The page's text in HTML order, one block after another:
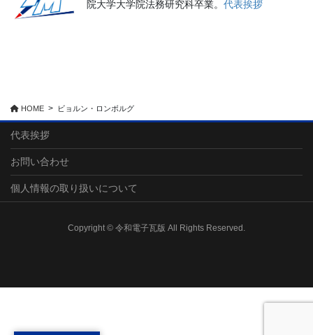
院大学大学院法務研究科卒業。 代表挨拶
HOME ビョルン・ロンボルグ
代表挨拶
お問い合わせ
個人情報の取り扱いについて
Copyright © 令和電子瓦版 All Rights Reserved.